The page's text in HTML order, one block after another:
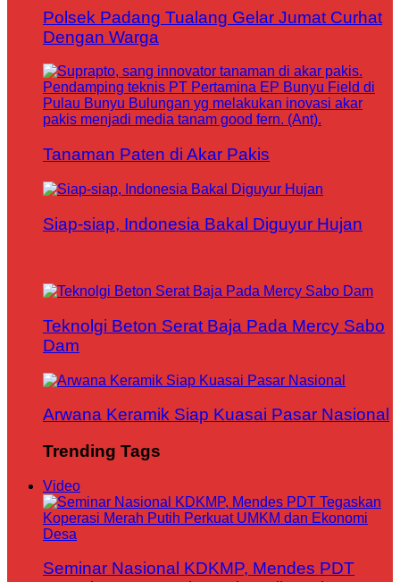
Polsek Padang Tualang Gelar Jumat Curhat
Dengan Warga
Tanaman Paten di Akar Pakis
Siap-siap, Indonesia Bakal Diguyur Hujan
Teknolgi Beton Serat Baja Pada Mercy Sabo
Dam
Arwana Keramik Siap Kuasai Pasar Nasional
Trending Tags
Video
Seminar Nasional KDKMP, Mendes PDT